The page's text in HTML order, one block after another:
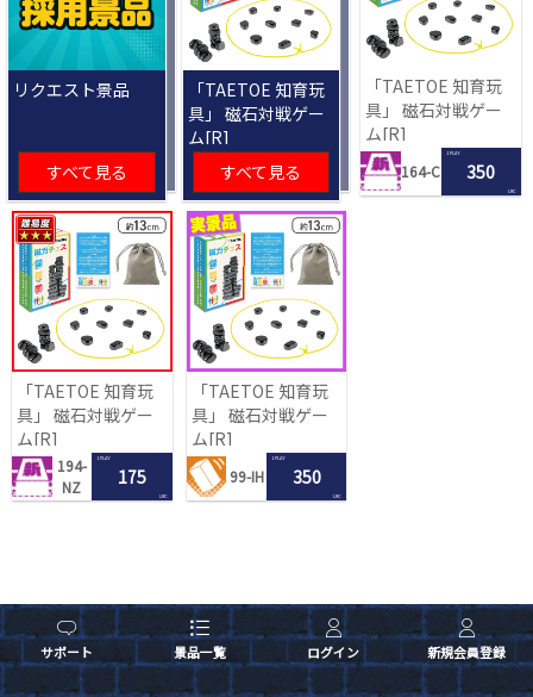
サポート 景品一覧 ログイン 新規会員登録
リクエスト景品
すべて見る
「TAETOE 知育玩
具」 磁石対戦ゲー
ム[R]
すべて見る
「TAETOE 知育玩
具」 磁石対戦ゲー
ム[R]
164-C
1 PLAY
350
LRC
「TAETOE 知育玩
具」 磁石対戦ゲー
ム[R]
194-
NZ
1 PLAY
175
LRC
「TAETOE 知育玩
具」 磁石対戦ゲー
ム[R]
99-IH
1 PLAY
350
LRC